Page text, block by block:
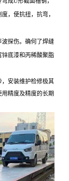
，使抗扭，抗弯，
探伤。确何了焊缝
底漆和丙稀酸聚脂
安装维护检修极其
精度及精度的长期